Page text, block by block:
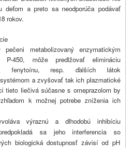
deťom a preto sa neodporúča podávať
rokov.
metabolizovaný enzymatickým
P-450, môže predlžovať elimináciu
fenytoínu, resp. ďalších látok
a zvyšovať tak ich plazmatické
tieto liečivá súčasne s omeprazolom by
k možnej potrebe zníženia ich
výraznú a dlhodobú inhibíciu
sa jeho interferencia so
biologická dostupnosť závisí od pH